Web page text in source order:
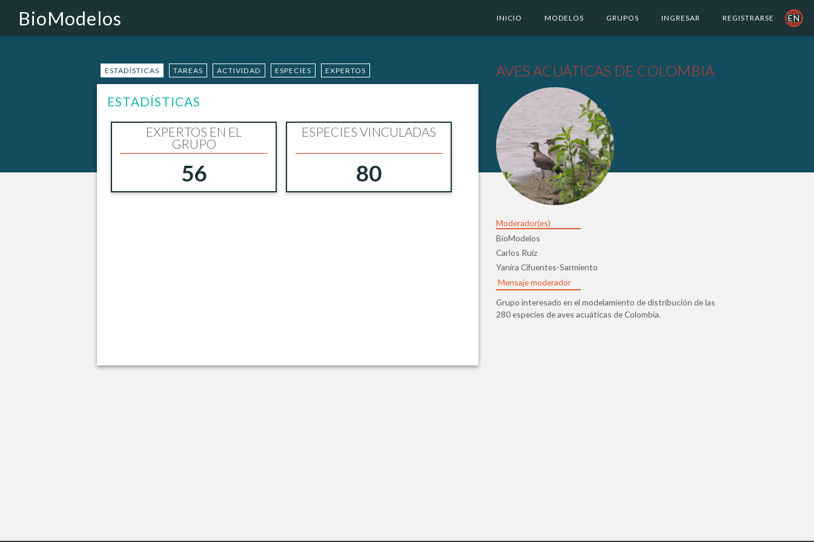
BioModelos INICIO MODELOS GRUPOS INGRESAR REGISTRARSE EN
AVES ACUÁTICAS DE COLOMBIA
Moderador(es)
BioModelos
Carlos Ruiz
Yanira Cifuentes-Sarmiento
Mensaje moderador
Grupo interesado en el modelamiento de distribución de las
280 especies de aves acuáticas de Colombia.
ESTADÍSTICAS TAREAS ACTIVIDAD ESPECIES EXPERTOS
ESTADÍSTICAS
EXPERTOS EN EL
GRUPO
56
ESPECIES VINCULADAS
80